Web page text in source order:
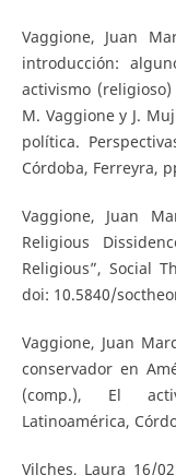
Vaggione, Juan
introducción:
activismo
M. Vaggione y J.
política.
Córdoba, Ferreyra,
Vaggione, Juan
Religious
Religious”, Social
doi: 10.5840/
Vaggione, Juan
conservador en
(comp.), El
Latinoamérica,
Vilches, Laura 16/